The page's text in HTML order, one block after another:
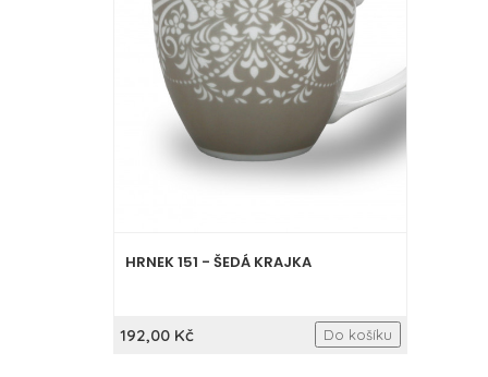
HRNEK 151 - ŠEDÁ KRAJKA
192,00 Kč Do košíku